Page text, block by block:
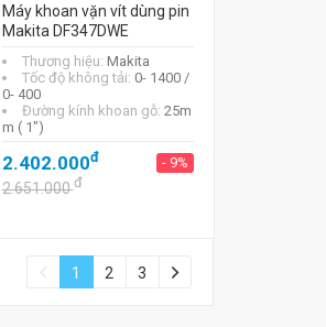
Máy khoan vặn vít dùng pin
Makita DF347DWE
Thương hiệu: Makita
Tốc độ không tải: 0- 1400 /
0- 400
Đường kính khoan gỗ: 25m
m ( 1")
2.402.000đ - 9%
2.651.000đ
1 2 3